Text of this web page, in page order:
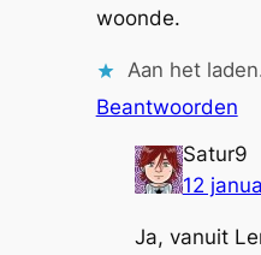
woonde.
Aan het
Beantwoorden
Satur9
12
Ja, vanuit